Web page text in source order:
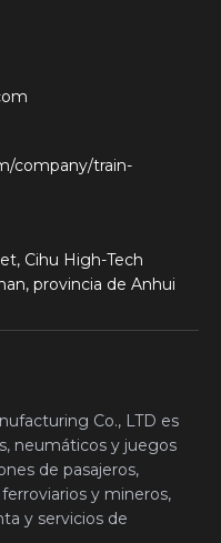
company/train-
Cihu High-Tech
provincia de Anhui
Co., LTD es
neumáticos y juegos
de pasajeros,
y mineros,
y servicios de